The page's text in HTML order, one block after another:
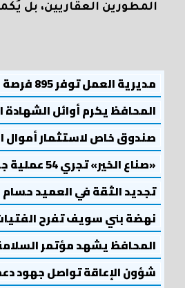
المطورين العقاريين، بل
مديرية العمل توفر 895 فرصة عمل و297 عقدًا بالخارج
المحافظ يكرم أوائل الشهادة
صندوق خاص لاستثمار أموال
«صناع الخير» تجري 54 عملية جراحية «عيون»
تجديد الثقة في العميد حسام
نهضة بني سويف تفرح
المحافظ يشهد مؤتمر
شؤون الإعاقة تواصل جهود